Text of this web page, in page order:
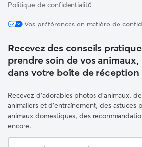
Politique de confidentialité́
Vos préférences en matière de
Recevez des conseils
prendre soin de vos
dans votre boîte de réception
Recevez d'adorables photos d'animaux,
animaliers et d'entraînement, des astuces
animaux domestiques, des
encore.